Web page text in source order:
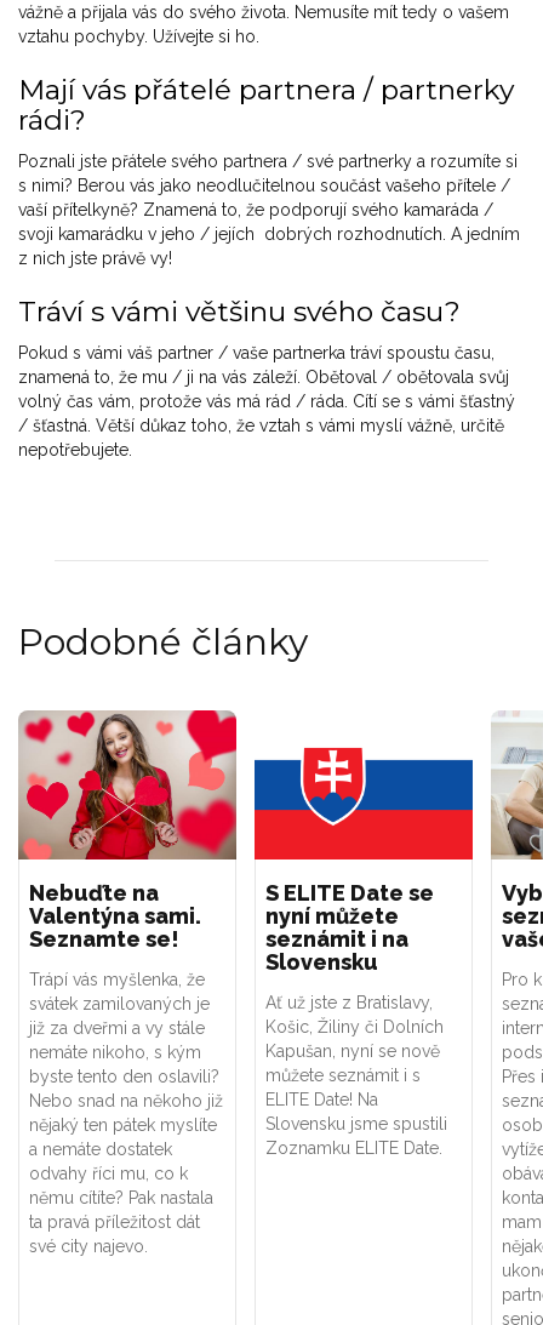
vážně a přijala vás do svého života. Nemusíte mít tedy o vašem
vztahu pochyby. Užívejte si ho.
Mají vás přátelé partnera / partnerky
rádi?
Poznali jste přátele svého partnera / své partnerky a rozumíte si
s nimi? Berou vás jako neodlučitelnou součást vašeho přítele /
vaší přítelkyně? Znamená to, že podporují svého kamaráda /
svoji kamarádku v jeho / jejích dobrých rozhodnutích. A jedním
z nich jste právě vy!
Tráví s vámi většinu svého času?
Pokud s vámi váš partner / vaše partnerka tráví spoustu času,
znamená to, že mu / ji na vás záleží. Obětoval / obětovala svůj
volný čas vám, protože vás má rád / ráda. Cítí se s vámi šťastný
/ šťastná. Větší důkaz toho, že vztah s vámi myslí vážně, určitě
nepotřebujete.
Podobné články
Nebuďte na
Valentýna sami.
Seznamte se!
Trápí vás myšlenka, že
svátek zamilovaných je
již za dveřmi a vy stále
nemáte nikoho, s kým
byste tento den oslavili?
Nebo snad na někoho již
nějaký ten pátek myslíte
a nemáte dostatek
odvahy říci mu, co k
němu cítíte? Pak nastala
ta pravá příležitost dát
své city najevo.
S ELITE Date se
nyní můžete
seznámit i na
Slovensku
Ať už jste z Bratislavy,
Košic, Žiliny či Dolních
Kapušan, nyní se nově
můžete seznámit i s
ELITE Date! Na
Slovensku jsme spustili
Zoznamku ELITE Date.
Pro